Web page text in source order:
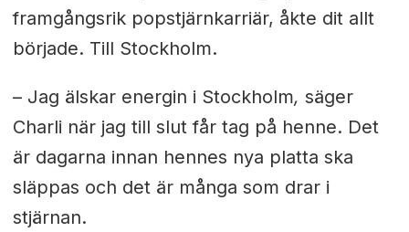
framgångsrik popstjärnkarriär, åkte dit allt
började. Till Stockholm.
– Jag älskar energin i Stockholm, säger
Charli när jag till slut får tag på henne. Det
är dagarna innan hennes nya platta ska
släppas och det är många som drar i
stjärnan.